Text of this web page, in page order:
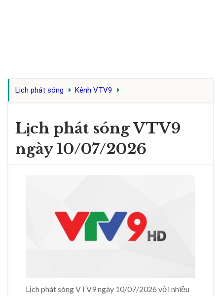
Lịch phát sóng Kênh VTV9
Lịch phát sóng VTV9
ngày 10/07/2026
Lịch phát sóng VTV9 ngày 10/07/2026 với nhiều